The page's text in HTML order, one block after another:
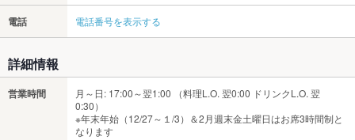
電話 電話番号を表示する
詳細情報
営業時間
月～日: 17:00～翌1:00 （料理L.O. 翌0:00 ドリンクL.O. 翌
0:30）
※年末年始（12/27～１/3）＆2月週末金土曜日はお席3時間制と
なります